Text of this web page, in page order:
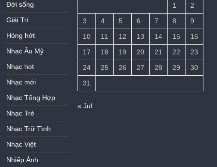
Đời sống
Giải Trí
Hóng hớt
Nhạc Âu Mỹ
Nhạc hot
Nhạc mới
Nhạc Tổng Hợp
Nhạc Trẻ
Nhạc Trữ Tình
Nhạc Việt
Nhiếp Ảnh
1
2
3
4 5 6 7 8
9
10
11 12 13 14 15
16
17
18 19 20 21 22
23
24
25 26 27 28 29
30
31
« Jul